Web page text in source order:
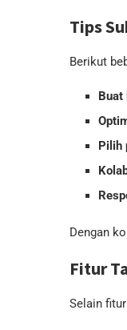
Tips
Berikut
Buat
Pilih
Dengan
Fitur
Selain